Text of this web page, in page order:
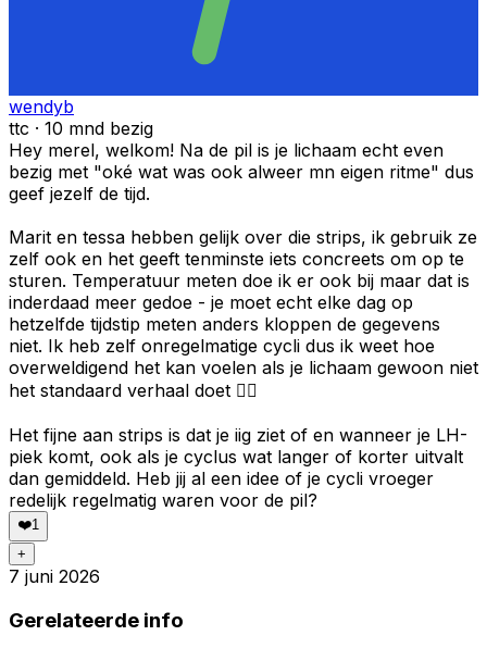
wendyb
ttc · 10 mnd bezig
Hey merel, welkom! Na de pil is je lichaam echt even
bezig met "oké wat was ook alweer mn eigen ritme" dus
geef jezelf de tijd.
Marit en tessa hebben gelijk over die strips, ik gebruik ze
zelf ook en het geeft tenminste iets concreets om op te
sturen. Temperatuur meten doe ik er ook bij maar dat is
inderdaad meer gedoe - je moet echt elke dag op
hetzelfde tijdstip meten anders kloppen de gegevens
niet. Ik heb zelf onregelmatige cycli dus ik weet hoe
overweldigend het kan voelen als je lichaam gewoon niet
het standaard verhaal doet 😮‍💨
Het fijne aan strips is dat je iig ziet of en wanneer je LH-
piek komt, ook als je cyclus wat langer of korter uitvalt
dan gemiddeld. Heb jij al een idee of je cycli vroeger
redelijk regelmatig waren voor de pil?
❤️1
+
7 juni 2026
Gerelateerde info